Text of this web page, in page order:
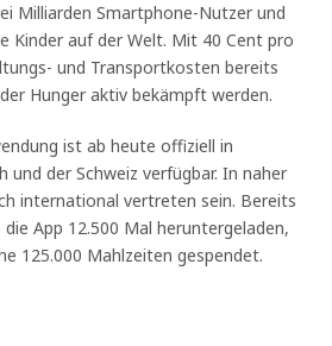
Milliarden Smartphone-Nutzer und
Kinder auf der Welt. Mit 40 Cent pro
und Transportkosten bereits
Hunger aktiv bekämpft werden.
ist ab heute offiziell in
und der Schweiz verfügbar. In naher
international vertreten sein. Bereits
App 12.500 Mal heruntergeladen,
125.000 Mahlzeiten gespendet.